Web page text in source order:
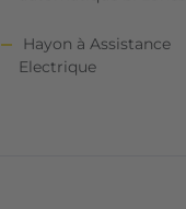
Hayon à Assistance
Electrique